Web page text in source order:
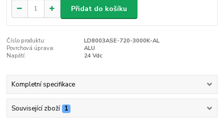
Přidat do košíku
Číslo produktu:
LD8003ASE-720-3000K-AL
Povrchová úprava:
ALU
Napětí:
24 Vdc
Kompletní specifikace
Související zboží 1